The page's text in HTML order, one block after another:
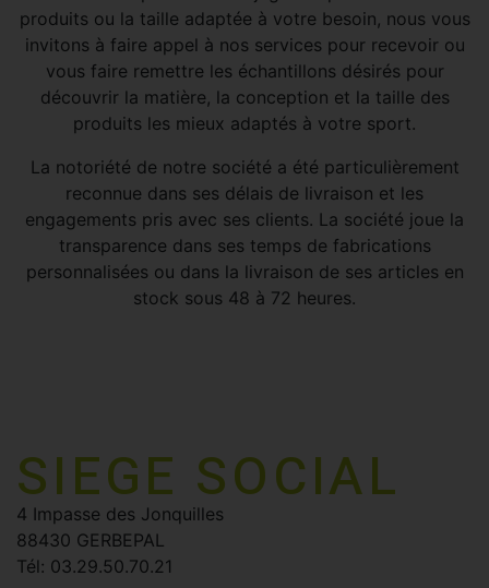
produits ou la taille adaptée à votre besoin, nous vous
invitons à faire appel à nos services pour recevoir ou
vous faire remettre les échantillons désirés pour
découvrir la matière, la conception et la taille des
produits les mieux adaptés à votre sport.
La notoriété de notre société a été particulièrement
reconnue dans ses délais de livraison et les
engagements pris avec ses clients. La société joue la
transparence dans ses temps de fabrications
personnalisées ou dans la livraison de ses articles en
stock sous 48 à 72 heures.
SIEGE SOCIAL
4 Impasse des Jonquilles
88430 GERBEPAL
Tél: 03.29.50.70.21